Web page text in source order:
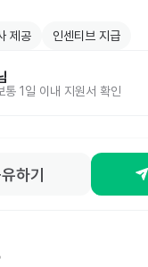
제공 인센티브 지급
통 1일 이내 지원서 확인
하기